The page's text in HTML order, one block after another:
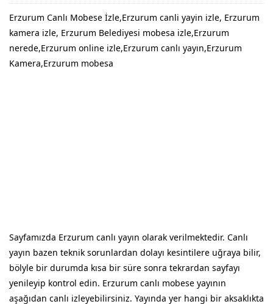
Erzurum Canlı Mobese İzle,Erzurum canli yayin izle, Erzurum
kamera izle, Erzurum Belediyesi mobesa izle,Erzurum
nerede,Erzurum online izle,Erzurum canlı yayın,Erzurum
Kamera,Erzurum mobesa
Sayfamızda Erzurum canlı yayın olarak verilmektedir. Canlı
yayın bazen teknik sorunlardan dolayı kesintilere uğraya bilir,
bölyle bir durumda kısa bir süre sonra tekrardan sayfayı
yenileyip kontrol edin. Erzurum canlı mobese yayının
aşağıdan canlı izleyebilirsiniz. Yayında yer hangi bir aksaklıkta